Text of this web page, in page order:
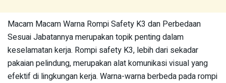
Macam Macam Warna Rompi Safety K3 dan Perbedaan
Sesuai Jabatannya merupakan topik penting dalam
keselamatan kerja. Rompi safety K3, lebih dari sekadar
pakaian pelindung, merupakan alat komunikasi visual yang
efektif di lingkungan kerja. Warna-warna berbeda pada rompi